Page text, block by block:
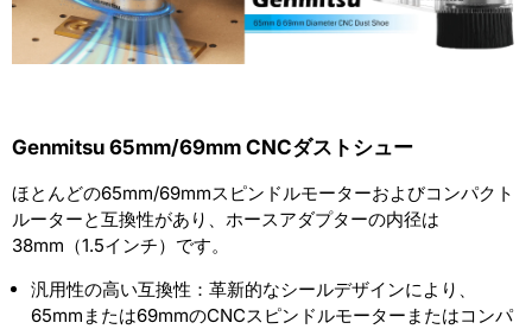
リ
マ
タ
ー
PROVerXL
マ
タ
ー
PROVerXL
Genmitsu 65mm/69mm CNCダストシュー
ほとんどの65mm/69mmスピンドルモーターおよびコンパクト
ルーターと互換性があり、ホースアダプターの内径は
38mm（1.5インチ）です。
汎用性の高い互換性：革新的なシールデザインにより、
65mmまたは69mmのCNCスピンドルモーターまたはコンパ